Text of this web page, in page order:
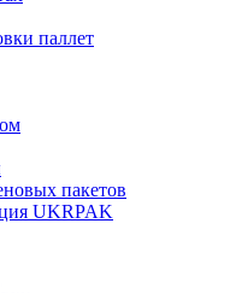
паллет
пакетов
UKRPAK